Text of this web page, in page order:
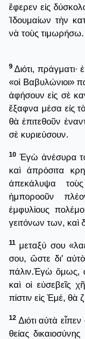
ἔφερεν εἰς
Ἰδουμαίων τὴν
νὰ τοὺς τιμωρήσω.
9 Διότι, πράγματι·
«οἱ Βαβυλώνιοι»
ἀφήσουν εἰς σὲ
ἔξαφνα μέσα εἰς
θὰ ἐπιτεθοῦν
σὲ κυριεύσουν.
10 Ἐγὼ ἀνέσυρα
καὶ ἀπρόσιτα
ἀπεκάλυψα
ἠμποροοῦν
ἐμφυλίους
γειτόνων των, καὶ
11 μεταξύ σου
σου, ὥστε δι’
πάλιν.Ἐγὼ ὅμως, ὁ
καὶ οἱ εὐσεβεῖς
πίστιν εἰς Ἐμέ, θὰ
12 Διότι αὐτὰ
θείας